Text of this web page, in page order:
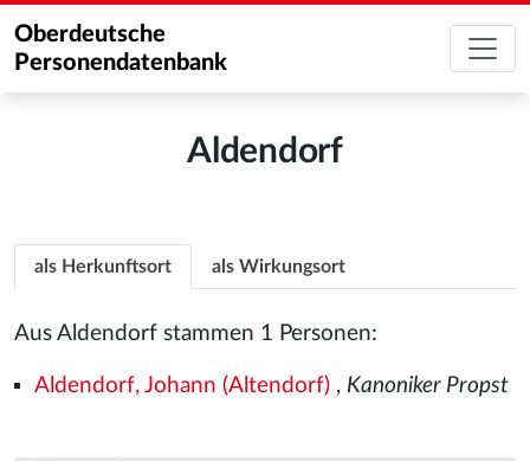
Oberdeutsche
Personendatenbank
Aldendorf
als Herkunftsort als Wirkungsort
Aus Aldendorf stammen 1 Personen:
Aldendorf, Johann (Altendorf), Kanoniker Propst